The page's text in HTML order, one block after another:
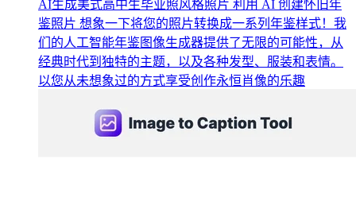
AI生成美式高中生毕业照风格照片 利用 AI 创建怀旧年
鉴照片 想象一下将您的照片转换成一系列年鉴样式！我
们的人工智能年鉴图像生成器提供了无限的可能性，从
经典时代到独特的主题，以及各种发型、服装和表情。
以您从未想象过的方式享受创作永恒肖像的乐趣